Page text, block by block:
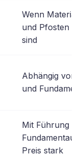
Wenn Material
und Pfosten
sind
Abhängig von
und
Mit Führung
Preis stark